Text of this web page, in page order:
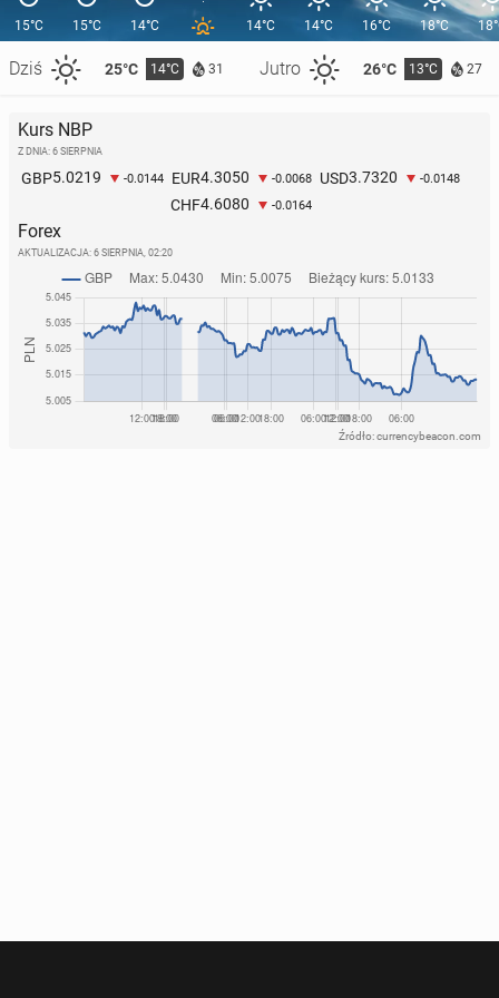
15°C
Dziś 25°C 14°C 31 Jutro 26°C 13°C 27
15°C 14°C 14°C 14°C 16°C 18°C
Kurs NBP
Z DNIA: 6 SIERPNIA
GBP5.0219 -0.0144 EUR4.3050 -0.0068 USD3.7320 -0.0148
CHF4.6080 -0.0164
Forex
AKTUALIZACJA: 6 SIERPNIA, 02:20
Źródło: currencybeacon.com